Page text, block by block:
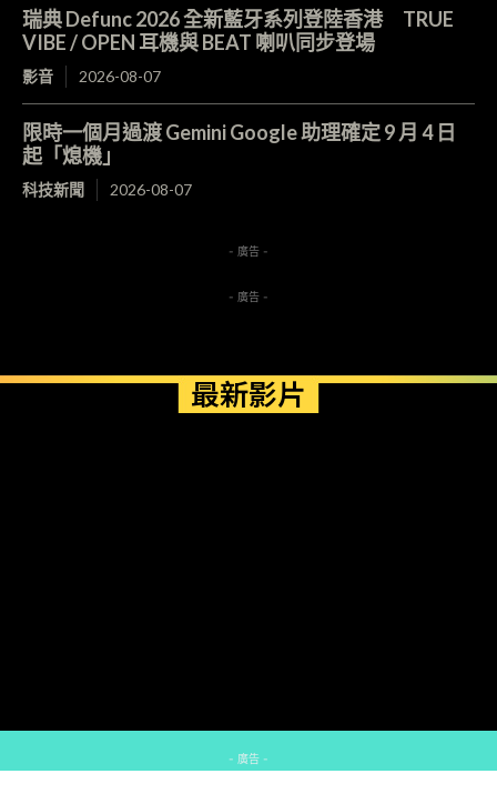
瑞典 Defunc 2026 全新藍牙系列登陸香港 TRUE
VIBE / OPEN 耳機與 BEAT 喇叭同步登場
影音 2026-08-07
限時一個月過渡 Gemini Google 助理確定 9 月 4 日
起「熄機」
科技新聞 2026-08-07
- 廣告 -
- 廣告 -
最新影片
- 廣告 -